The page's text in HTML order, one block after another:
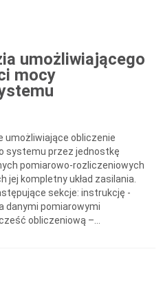
umożliwiającego
mocy
umożliwiające obliczenie
systemu przez jednostkę
pomiarowo-rozliczeniowych
kompletny układ zasilania.
sekcje: instrukcję -
danymi pomiarowymi
obliczeniową –...